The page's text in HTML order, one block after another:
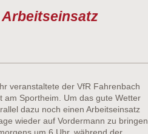
veranstaltete der VfR Fahrenbach
am Sportheim. Um das gute Wetter
dazu noch einen Arbeitseinsatz
wieder auf Vordermann zu bringen.